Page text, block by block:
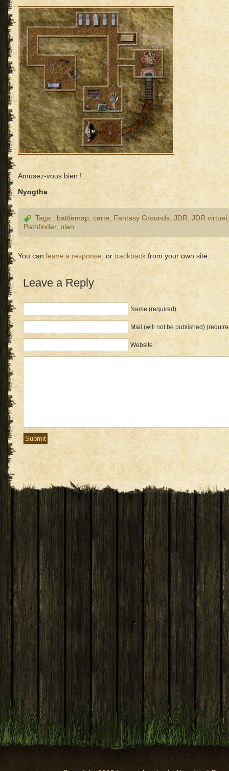
Amusez-vous bien !
Nyogtha
Tags : battlemap carte Fantasy Grounds JDR JDR virtuel
Pathfinder, plan
You can leave a response , or trackback from your own site.
Leave a Reply
Name (required)
Mail (will not be published)
Website